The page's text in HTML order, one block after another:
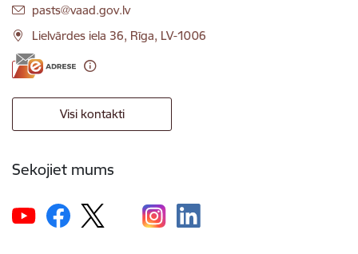
E-pasts:
pasts@vaad.gov.lv
Lielvārdes iela 36, Rīga, LV-1006
Visi kontakti
Sekojiet mums